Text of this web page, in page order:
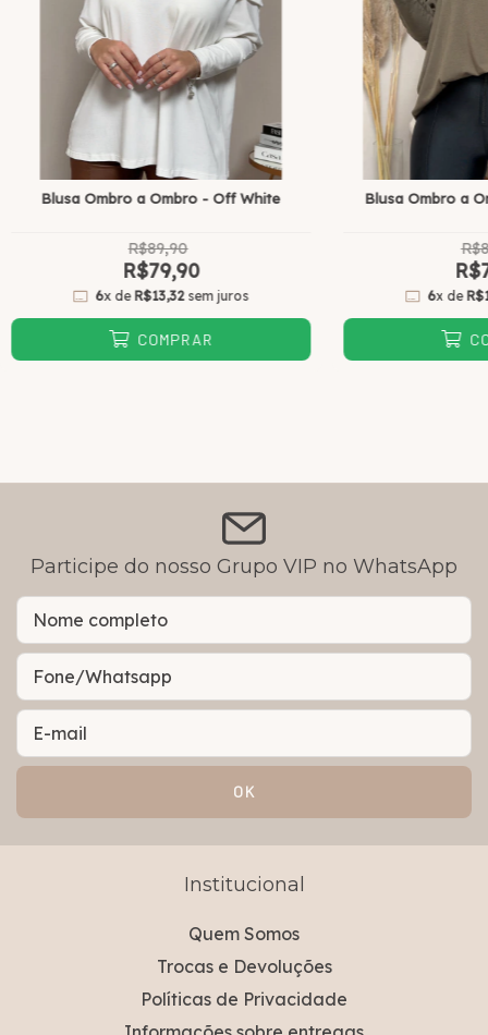
Blusa Ombro a Ombro - Off White
R$89,90
R$79,90
6x de R$13,32sem juros
COMPRAR
Blusa Ombro a
6x de
Participe do nosso Grupo VIP no WhatsApp
Institucional
Quem Somos
Trocas e Devoluções
Políticas de Privacidade